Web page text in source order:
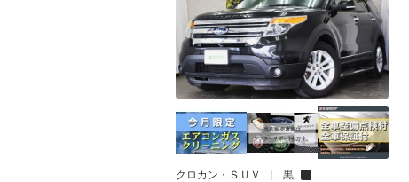
クロカン・ＳＵＶ 黒